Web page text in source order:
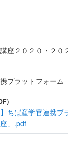
座２０２０・２０
プラットフォーム
）
】ちば産学官連携
」.pdf